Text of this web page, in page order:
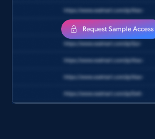
eCommerce
181+
URL, Product id, Title, Product